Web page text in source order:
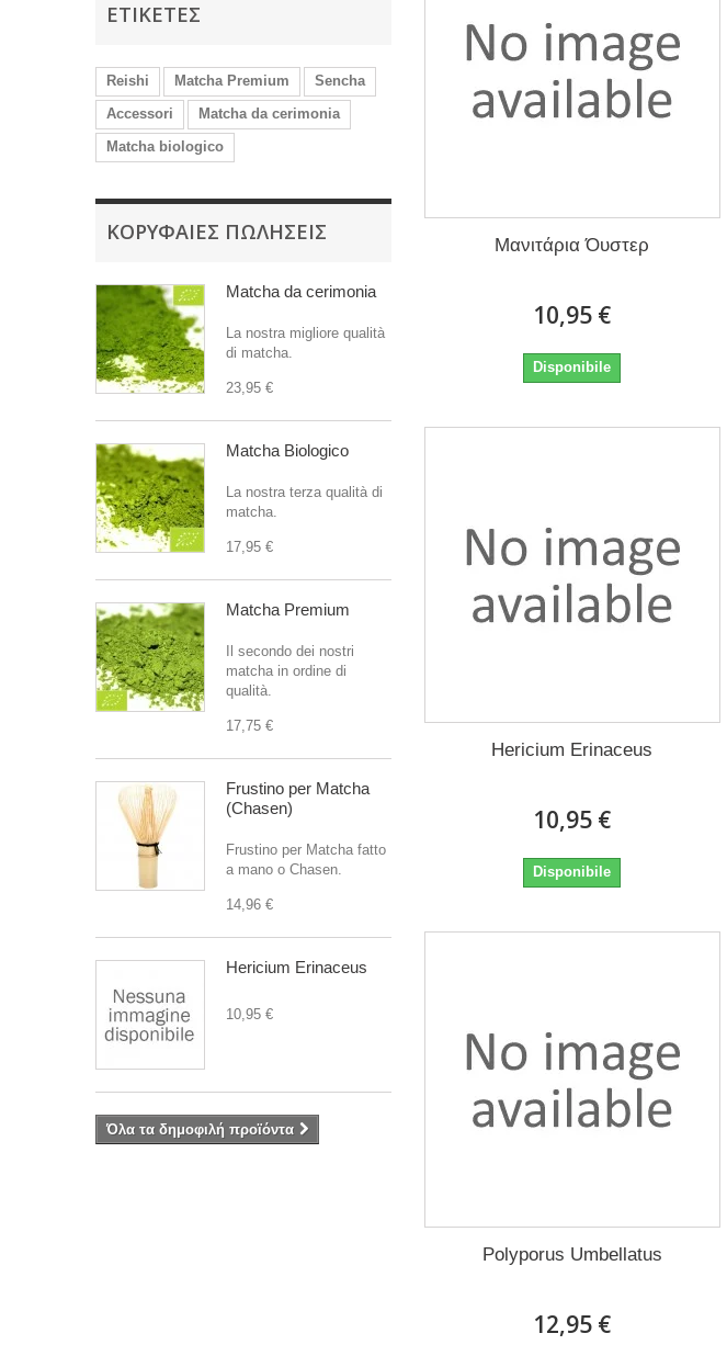
ΕΤΙΚΈΤΕΣ
Reishi Matcha Premium
Sencha
Accessori
Matcha da cerimonia
Matcha biologico
ΚΟΡΥΦΑΊΕΣ ΠΩΛΉΣΕΙΣ
Matcha da cerimonia
La nostra migliore qualità
di matcha.
23,95 €
Matcha Biologico
La nostra terza qualità di
matcha.
17,95 €
Matcha Premium
Il secondo dei nostri
matcha in ordine di
qualità.
17,75 €
Frustino per Matcha
(Chasen)
Frustino per Matcha fatto
a mano o Chasen.
14,96 €
Hericium Erinaceus
10,95 €
Όλα τα δημοφιλή προϊόντα
Μανιτάρια Όυστερ
10,95 €
Disponibile
Hericium Erinaceus
10,95 €
Disponibile
Polyporus Umbellatus
12,95 €